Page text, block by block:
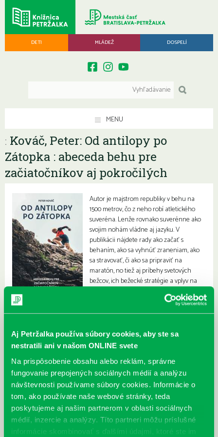
Aj Petržalka používa súbory cookies, aby ste sa
nestratili ani v našom ONLINE svete
Na prispôsobenie obsahu alebo reklám, správne
fungovanie prepojených sociálnych médií a analýzu
návštevnosti používame súbory cookies. Informácie o
tom, ako používate naše webové stránky, teda
poskytujeme aj našim partnerom v oblasti sociálnych
médií, inzercie a analýzy. Títo partneri môžu príslušné
informácie skombinovať s ďalšími údajmi, ktoré ste im
DETI MLÁDEŽ DOSPELÍ
MENU
: Kováč, Peter: Od antilopy po
Zátopka : abeceda behu pre
začiatočníkov aj pokročilých
Autor je majstrom republiky v behu na
1500 metrov, čo z neho robí atletického
suveréna. Lenže rovnako suverénne ako
svojim nohám vládne aj jazyku. V
publikácii nájdete rady ako začať s
behaním, ako sa vyhnúť zraneniam, ako
sa stravovať, či ako sa pripraviť na
maratón, no tiež aj príbehy svetových
bežcov, ich bežecké stratégie a vplyv na